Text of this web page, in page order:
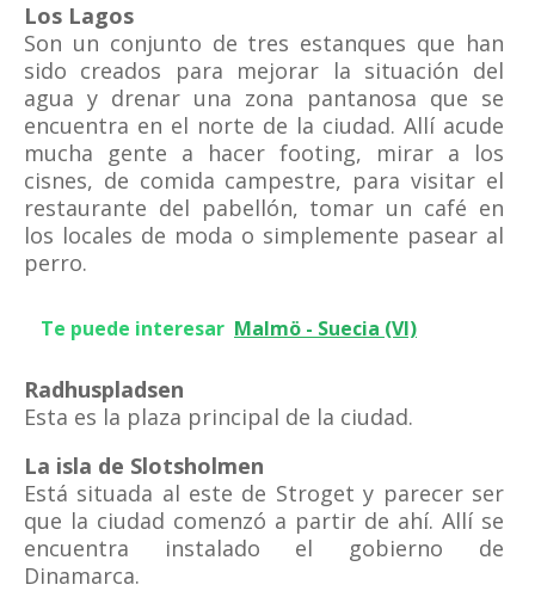
Los Lagos
Son un conjunto de tres estanques que han
sido creados para mejorar la situación del
agua y drenar una zona pantanosa que se
encuentra en el norte de la ciudad. Allí acude
mucha gente a hacer footing, mirar a los
cisnes, de comida campestre, para visitar el
restaurante del pabellón, tomar un café en
los locales de moda o simplemente pasear al
perro.
Te puede interesar Malmö - Suecia (VI)
Radhuspladsen
Esta es la plaza principal de la ciudad.
La isla de Slotsholmen
Está situada al este de Stroget y parecer ser
que la ciudad comenzó a partir de ahí. Allí se
encuentra instalado el gobierno de
Dinamarca.